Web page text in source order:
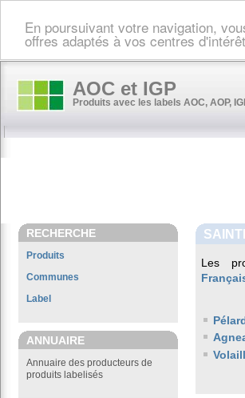
En poursuivant votre navigation,
offres adaptés à vos centres
AOC et IGP
Produits avec les labels AOC, AOP,
RECHERCHE
Produits
Communes
Label
ANNUAIRE
Annuaire des producteurs de
produits labelisés
Les